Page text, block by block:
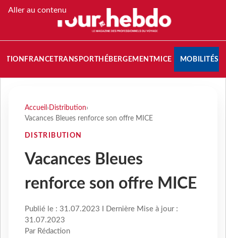
Aller au contenu
FRANCETRANSPORT HÉBERGEMENTMICE MOBILITÉS
Accueil › Distribution›
Vacances Bleues renforce son offre MICE
DISTRIBUTION
Vacances Bleues
renforce son offre MICE
Publié le : 31.07.2023 I Dernière Mise à jour :
31.07.2023
Par Rédaction